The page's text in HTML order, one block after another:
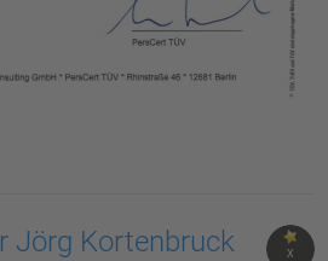
X
Jörg Kortenbruck